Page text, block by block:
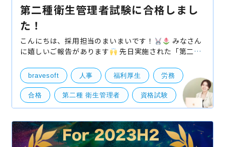
第二種衛生管理者試験に合格しまし
た！
こんにちは、採用担当のまいまいです！
に嬉しいご報告があります
先日実施された「第二種
すが、無事合格することができました！！
今回は合
格
bravesoft 人事 福利厚生 労務
合格 第二種 衛生管理者 資格試験